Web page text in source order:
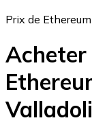
USD Coin
Prix de
Acheter